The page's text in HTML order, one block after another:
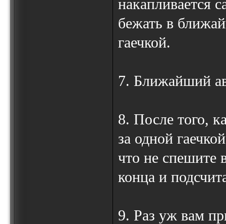
накапливается
бежать в
гаечкой.
7. Ближайший
8. После того,
за одной
что не спешите
конца и
9. Раз уж вам